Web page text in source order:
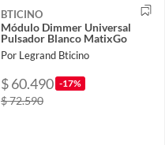
BTICINO
Módulo Dimmer Universal
Pulsador Blanco MatixGo
Por Legrand Bticino
$ 60.490 -17%
$ 72.590